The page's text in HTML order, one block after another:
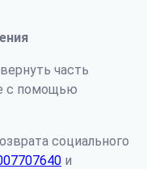
часть
с помощью
социального
и